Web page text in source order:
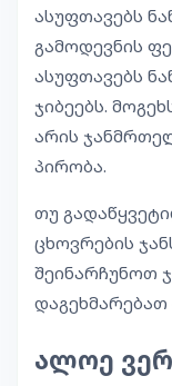
ასუფთავებს
გამოდევნის
ასუფთავებს
ჯიბეებს.
არის
პირობა.
თუ
ცხოვრების
შეინარჩუნოთ
დაგეხმარებათ
ალოე